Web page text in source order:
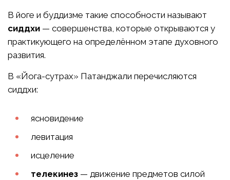
В йоге и буддизме такие способности называют
сиддхи — совершенства, которые открываются у
практикующего на определённом этапе духовного
развития.
В «Йога-сутрах» Патанджали перечисляются
сиддхи:
ясновидение
левитация
исцеление
телекинез — движение предметов силой